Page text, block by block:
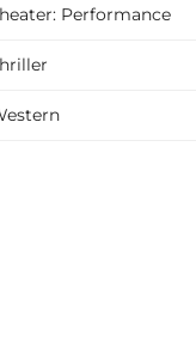
Performance